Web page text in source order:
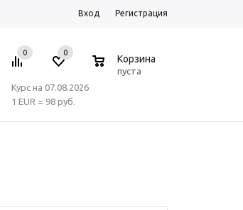
Вход Регистрация
0 0
Корзина
пуста
Курс на 07.08.2026
1 EUR = 98 руб.